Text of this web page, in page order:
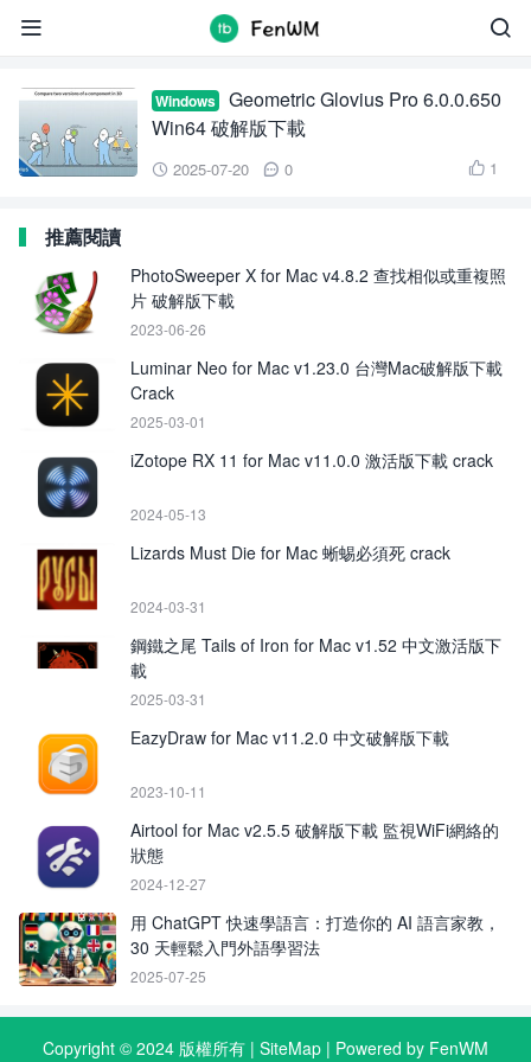

 Geometric Glovius
Windows
Geometric Glovius Pro 6.0.0.650
Win64 破解版下載
 2025-07-20  0  1
推薦閱讀
PhotoSweeper X for Mac v4.8.2 查找相似或重複照
片 破解版下載
2023-06-26
Luminar Neo for Mac v1.23.0 台灣Mac破解版下載
Crack
2025-03-01
iZotope RX 11 for Mac v11.0.0 激活版下載 crack
2024-05-13
Lizards Must Die for Mac 蜥蜴必須死 crack
2024-03-31
鋼鐵之尾 Tails of Iron for Mac v1.52 中文激活版下
載
2025-03-31
EazyDraw for Mac v11.2.0 中文破解版下載
2023-10-11
Airtool for Mac v2.5.5 破解版下載 監視WiFi網絡的
狀態
2024-12-27
用 ChatGPT 快速學語言：打造你的 AI 語言家教，
30 天輕鬆入門外語學習法
2025-07-25
Copyright © 2024 版權所有 | SiteMap | Powered by FenWM